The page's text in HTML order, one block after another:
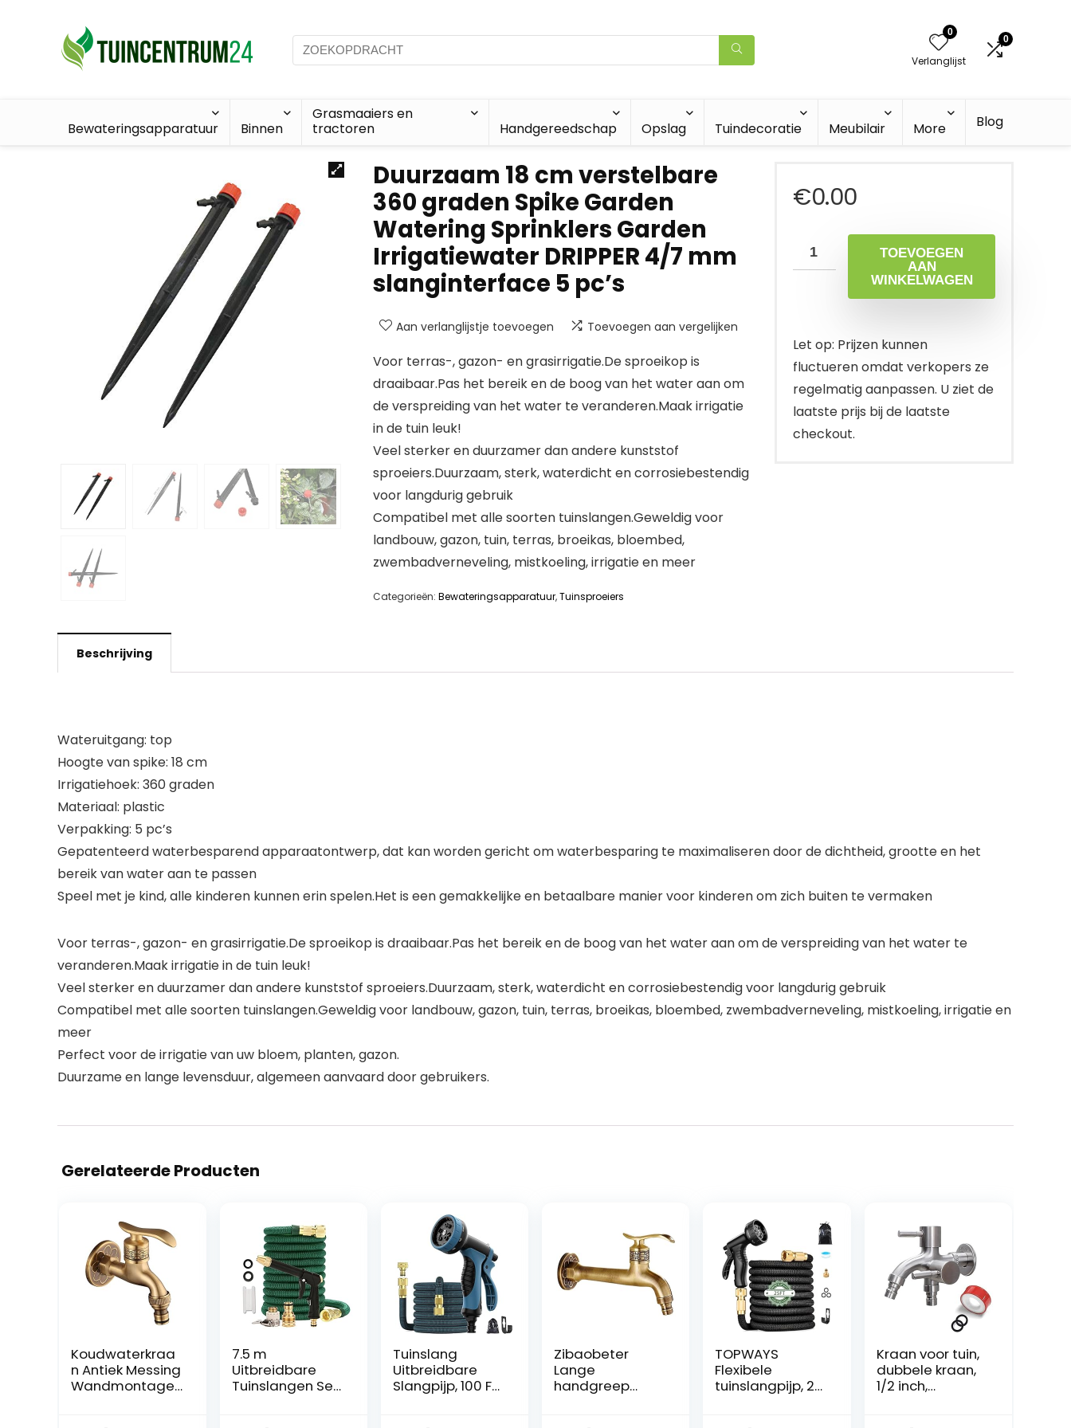
0
Verlanglijst
0
Bewateringsapparatuur Binnen
Grasmaaiers en
tractoren
Handgereedschap Opslag Tuindecoratie Meubilair More Blog
Duurzaam 18 cm verstelbare
360 graden Spike Garden
Watering Sprinklers Garden
Irrigatiewater DRIPPER 4/7 mm
slanginterface 5 pc’s
Aan verlanglijstje toevoegen Toevoegen aan vergelijken
Voor terras-, gazon- en grasirrigatie.De sproeikop is
draaibaar.Pas het bereik en de boog van het water aan om
de verspreiding van het water te veranderen.Maak irrigatie
in de tuin leuk!
Veel sterker en duurzamer dan andere kunststof
sproeiers.Duurzaam, sterk, waterdicht en corrosiebestendig
voor langdurig gebruik
Compatibel met alle soorten tuinslangen.Geweldig voor
landbouw, gazon, tuin, terras, broeikas, bloembed,
zwembadverneveling, mistkoeling, irrigatie en meer
Categorieën: Bewateringsapparatuur,Tuinsproeiers
€0.00
TOEVOEGEN
AAN
WINKELWAGEN
Let op: Prijzen kunnen
fluctueren omdat verkopers ze
regelmatig aanpassen. U ziet de
laatste prijs bij de laatste
checkout.
Beschrijving
Wateruitgang: top
Hoogte van spike: 18 cm
Irrigatiehoek: 360 graden
Materiaal: plastic
Verpakking: 5 pc’s
Gepatenteerd waterbesparend apparaatontwerp, dat kan worden gericht om waterbesparing te maximaliseren door de dichtheid, grootte en het
bereik van water aan te passen
Speel met je kind, alle kinderen kunnen erin spelen.Het is een gemakkelijke en betaalbare manier voor kinderen om zich buiten te vermaken
Voor terras-, gazon- en grasirrigatie.De sproeikop is draaibaar.Pas het bereik en de boog van het water aan om de verspreiding van het water te
veranderen.Maak irrigatie in de tuin leuk!
Veel sterker en duurzamer dan andere kunststof sproeiers.Duurzaam, sterk, waterdicht en corrosiebestendig voor langdurig gebruik
Compatibel met alle soorten tuinslangen.Geweldig voor landbouw, gazon, tuin, terras, broeikas, bloembed, zwembadverneveling, mistkoeling, irrigatie en
meer
Perfect voor de irrigatie van uw bloem, planten, gazon.
Duurzame en lange levensduur, algemeen aanvaard door gebruikers.
Gerelateerde Producten
Koudwaterkraa
n Antiek Messing
Wandmontage
7.5 m
Uitbreidbare
Tuinslangen Set,
Tuinslang
Uitbreidbare
Slangpijp, 100 FT
Zibaobeter
Lange
handgreep
TOPWAYS
Flexibele
tuinslangpijp, 25
Kraan voor tuin,
dubbele kraan,
1/2 inch,